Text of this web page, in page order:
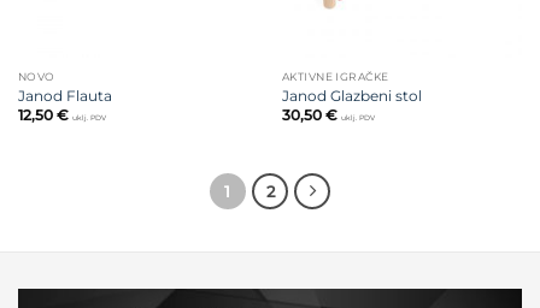
NOVO
Janod Flauta
12,50 € uklj. PDV
AKTIVNE IGRAČKE
Janod Glazbeni stol
30,50 € uklj. PDV
1 2